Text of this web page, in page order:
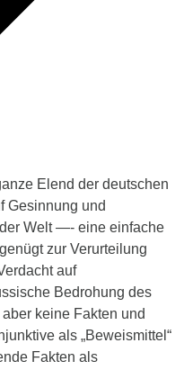
Elend der deutschen
Gesinnung und
Welt —- eine einfache
zur Verurteilung
auf
Bedrohung des
keine Fakten und
als „Beweismittel“
Fakten als